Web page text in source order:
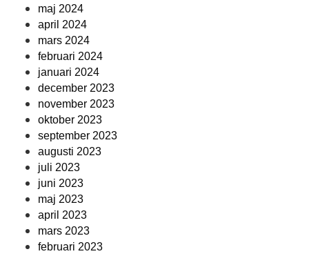
maj 2024
april 2024
mars 2024
februari 2024
januari 2024
december 2023
november 2023
oktober 2023
september 2023
augusti 2023
juli 2023
juni 2023
maj 2023
april 2023
mars 2023
februari 2023